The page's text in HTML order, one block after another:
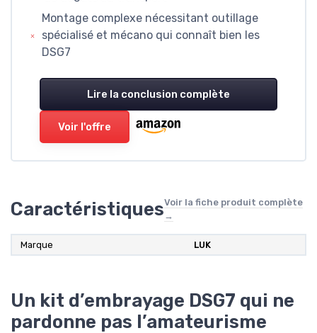
Montage complexe nécessitant outillage
spécialisé et mécano qui connaît bien les
DSG7
Lire la conclusion complète
Voir l'offre
CaractéristiquesVoir la fiche produit complète
→
Marque ‎LUK
Un kit d’embrayage DSG7 qui ne
pardonne pas l’amateurisme